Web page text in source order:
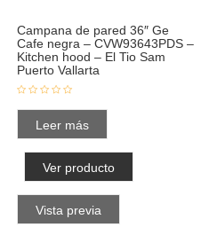
Campana de pared 36″ Ge
Cafe negra – CVW93643PDS –
Kitchen hood – El Tio Sam
Puerto Vallarta
Leer más
Ver producto
Vista previa